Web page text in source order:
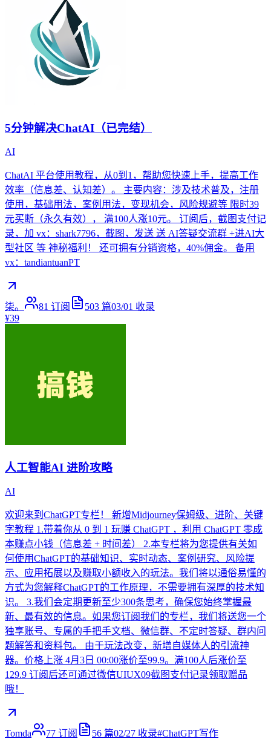
5分钟解决ChatAI（已完结）
AI
ChatAI 平台使用教程，从0到1，帮助您快速上手，提高工作
效率（信息差、认知差）。 主要内容：涉及技术普及，注册
使用，基础用法，案例用法，变现机会，风险规避等 限时39
元买断（永久有效）， 满100人涨10元。 订阅后，截图支付记
录，加 vx：shark7796，截图，发送 送 AI答疑交流群 +进AI大
型社区 等 神秘福利！ 还可拥有分销资格，40%佣金。 备用
vx：tandiantuanPT
柒。 81 订阅 503 篇03/01 收录
¥39
人工智能AI 进阶攻略
AI
欢迎来到ChatGPT专栏！ 新增Midjourney保姆级、进阶、关键
字教程 1.带着你从 0 到 1 玩赚 ChatGPT ，利用 ChatGPT 零成
本赚点小钱（信息差 + 时间差） 2.本专栏将为您提供有关如
何使用ChatGPT的基础知识、实时动态、案例研究、风险提
示、应用拓展以及赚取小额收入的玩法。我们将以通俗易懂的
方式为您解释ChatGPT的工作原理，不需要拥有深厚的技术知
识。 3.我们会定期更新至少300条思考，确保您始终掌握最
新、最有效的信息。如果您订阅我们的专栏，我们将送您一个
独享账号、专属的手把手文档、微信群、不定时答疑、群内问
题解答和资料包。 由于玩法改变，新增自媒体人的引流神
器。价格上涨 4月3日 00:00涨价至99.9。满100人后涨价至
129.9 订阅后还可通过微信UIUX09截图支付记录领取赠品
哦！
Tomda 77 订阅 56 篇02/27 收录#ChatGPT写作